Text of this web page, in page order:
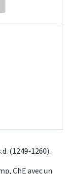
(1249-1260).
ChE avec un